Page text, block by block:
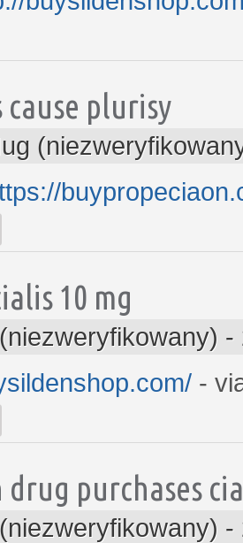
cause plurisy
10 mg
-
-
drug purchases
-